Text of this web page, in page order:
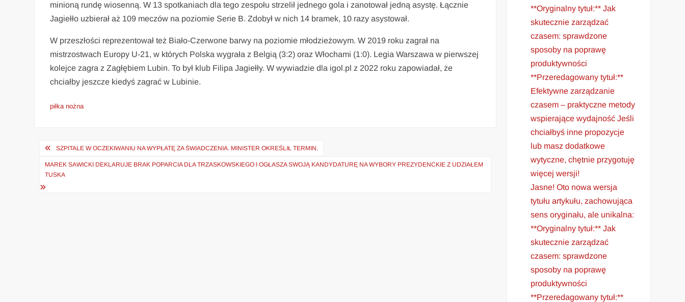
minioną rundę wiosenną. W 13 spotkaniach dla tego zespołu strzelił jednego gola i zanotował jedną asystę. Łącznie
Jagiełło uzbierał aż 109 meczów na poziomie Serie B. Zdobył w nich 14 bramek, 10 razy asystował.
W przeszłości reprezentował też Biało-Czerwone barwy na poziomie młodzieżowym. W 2019 roku zagrał na
mistrzostwach Europy U-21, w których Polska wygrała z Belgią (3:2) oraz Włochami (1:0). Legia Warszawa w pierwszej
kolejce zagra z Zagłębiem Lubin. To był klub Filipa Jagiełły. W wywiadzie dla igol.pl z 2022 roku zapowiadał, że
chciałby jeszcze kiedyś zagrać w Lubinie.
piłka nożna
Nawigacja
wpisu
SZPITALE W OCZEKIWANIU NA WYPŁATĘ ZA ŚWIADCZENIA. MINISTER OKREŚLIŁ TERMIN.
MAREK SAWICKI DEKLARUJE BRAK POPARCIA DLA TRZASKOWSKIEGO I OGŁASZA SWOJĄ KANDYDATURĘ NA WYBORY PREZYDENCKIE Z UDZIAŁEM
TUSKA
**Oryginalny tytuł:** Jak
skutecznie zarządzać
czasem: sprawdzone
sposoby na poprawę
produktywności
**Przeredagowany tytuł:**
Efektywne zarządzanie
czasem – praktyczne metody
wspierające wydajność Jeśli
chciałbyś inne propozycje
lub masz dodatkowe
wytyczne, chętnie przygotuję
więcej wersji!
Jasne! Oto nowa wersja
tytułu artykułu, zachowująca
sens oryginału, ale unikalna:
**Oryginalny tytuł:** Jak
skutecznie zarządzać
czasem: sprawdzone
sposoby na poprawę
produktywności
**Przeredagowany tytuł:**